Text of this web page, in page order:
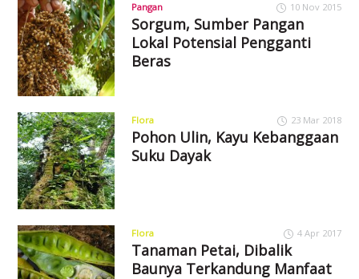
Pangan 10 Nov 2015
Sorgum, Sumber Pangan
Lokal Potensial Pengganti
Beras
Flora 23 Mar 2018
Pohon Ulin, Kayu Kebanggaan
Suku Dayak
Flora 4 Apr 2017
Tanaman Petai, Dibalik
Baunya Terkandung Manfaat